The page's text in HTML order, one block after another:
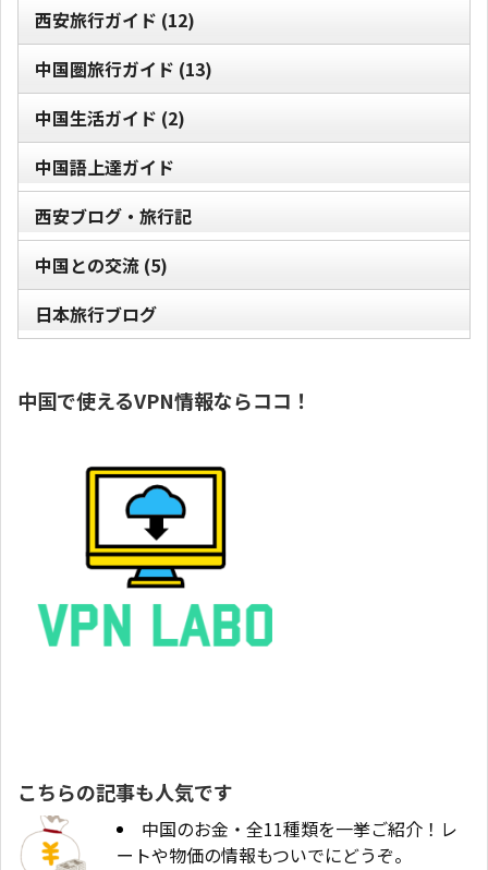
西安旅行ガイド (12)
中国圏旅行ガイド (13)
中国生活ガイド (2)
中国語上達ガイド
西安ブログ・旅行記
中国との交流 (5)
日本旅行ブログ
中国で使えるVPN情報ならココ！
こちらの記事も人気です
中国のお金・全11種類を一挙ご紹介！レ
ートや物価の情報もついでにどうぞ。